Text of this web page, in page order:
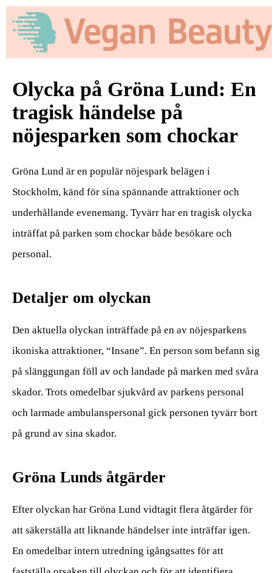
Olycka på Gröna Lund: En
tragisk händelse på
nöjesparken som chockar
Gröna Lund är en populär nöjespark belägen i
Stockholm, känd för sina spännande attraktioner och
underhållande evenemang. Tyvärr har en tragisk olycka
inträffat på parken som chockar både besökare och
personal.
Detaljer om olyckan
Den aktuella olyckan inträffade på en av nöjesparkens
ikoniska attraktioner, “Insane”. En person som befann sig
på slänggungan föll av och landade på marken med svåra
skador. Trots omedelbar sjukvård av parkens personal
och larmade ambulanspersonal gick personen tyvärr bort
på grund av sina skador.
Gröna Lunds åtgärder
Efter olyckan har Gröna Lund vidtagit flera åtgärder för
att säkerställa att liknande händelser inte inträffar igen.
En omedelbar intern utredning igångsattes för att